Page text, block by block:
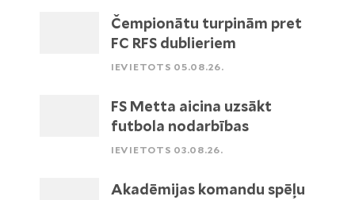
Čempionātu turpinām pret
FC RFS dublieriem
IEVIETOTS 05.08.26.
FS Metta aicina uzsākt
futbola nodarbības
IEVIETOTS 03.08.26.
Akadēmijas komandu spēļu